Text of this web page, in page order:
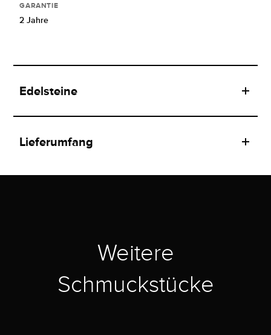
GARANTIE
2 Jahre
Edelsteine
Lieferumfang
Weitere
Schmuckstücke